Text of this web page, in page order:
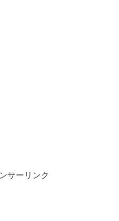
サーリンク